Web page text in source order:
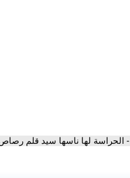
- الحراسة لها ناسها سيد قلم